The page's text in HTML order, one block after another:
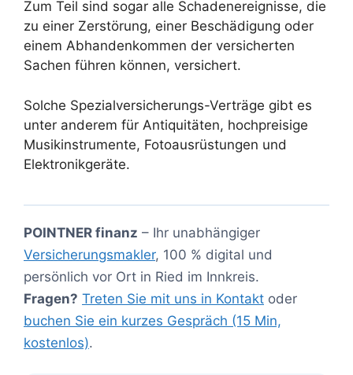
Zum Teil sind sogar alle Schadenereignisse, die
zu einer Zerstörung, einer Beschädigung oder
einem Abhandenkommen der versicherten
Sachen führen können, versichert.
Solche Spezialversicherungs-Verträge gibt es
unter anderem für Antiquitäten, hochpreisige
Musikinstrumente, Fotoausrüstungen und
Elektronikgeräte.
POINTNER finanz – Ihr unabhängiger
Versicherungsmakler, 100 % digital und
persönlich vor Ort in Ried im Innkreis.
Fragen? Treten Sie mit uns in Kontakt oder
buchen Sie ein kurzes Gespräch (15 Min,
kostenlos).